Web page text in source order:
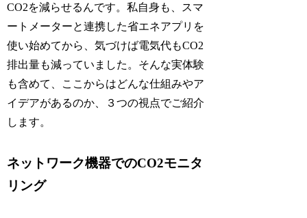
CO2を減らせるんです。私自身も、スマ
ートメーターと連携した省エネアプリを
使い始めてから、気づけば電気代もCO2
排出量も減っていました。そんな実体験
も含めて、ここからはどんな仕組みやア
イデアがあるのか、３つの視点でご紹介
します。
ネットワーク機器でのCO2モニタ
リング